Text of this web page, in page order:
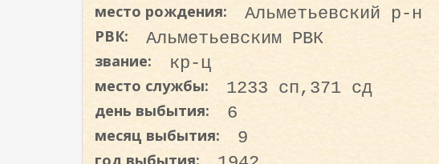
место рождения: Альметьевский р-н
РВК: Альметьевским РВК
звание: кр-ц
место службы: 1233 сп,371 сд
день выбытия: 6
месяц выбытия: 9
год выбытия: